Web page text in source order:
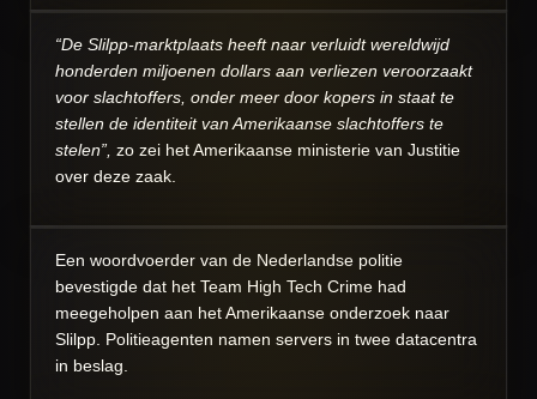
“De Slilpp-marktplaats heeft naar verluidt wereldwijd
honderden miljoenen dollars aan verliezen veroorzaakt
voor slachtoffers, onder meer door kopers in staat te
stellen de identiteit van Amerikaanse slachtoffers te
stelen”, zo zei het Amerikaanse ministerie van Justitie
over deze zaak.
Een woordvoerder van de Nederlandse politie
bevestigde dat het Team High Tech Crime had
meegeholpen aan het Amerikaanse onderzoek naar
Slilpp. Politieagenten namen servers in twee datacentra
in beslag.